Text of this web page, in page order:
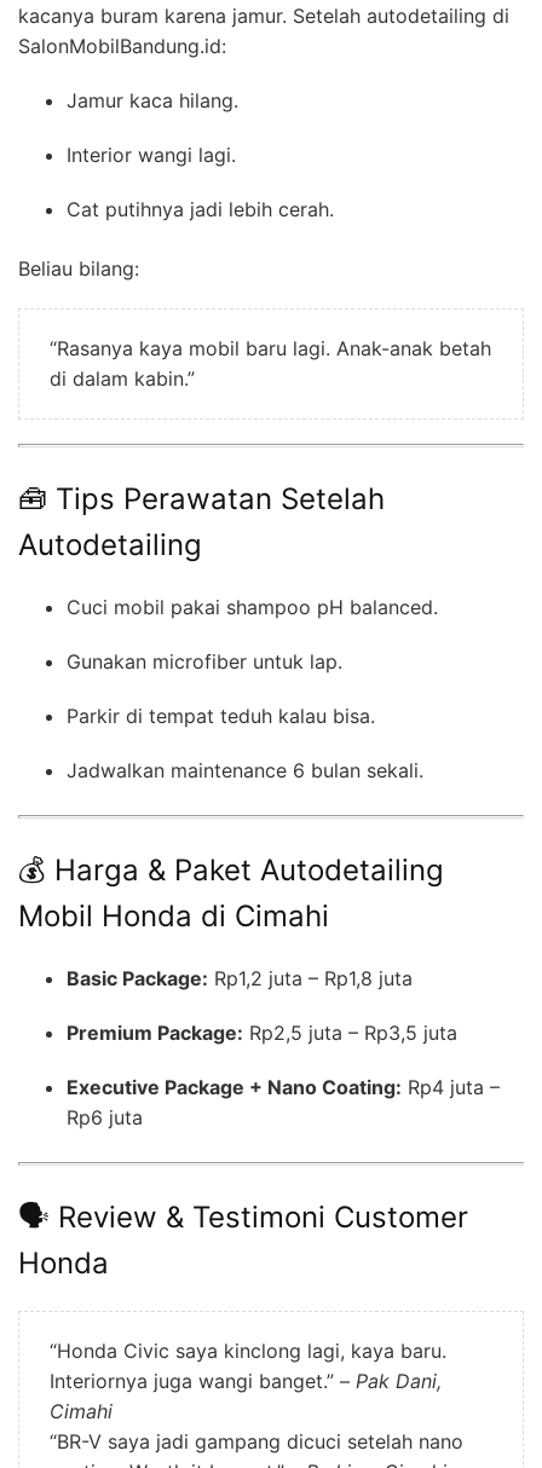
kacanya buram karena jamur. Setelah autodetailing di
SalonMobilBandung.id:
Jamur kaca hilang.
Interior wangi lagi.
Cat putihnya jadi lebih cerah.
Beliau bilang:
“Rasanya kaya mobil baru lagi. Anak-anak betah
di dalam kabin.”
🧰 Tips Perawatan Setelah
Autodetailing
Cuci mobil pakai shampoo pH balanced.
Gunakan microfiber untuk lap.
Parkir di tempat teduh kalau bisa.
Jadwalkan maintenance 6 bulan sekali.
💰 Harga & Paket Autodetailing
Mobil Honda di Cimahi
Basic Package: Rp1,2 juta – Rp1,8 juta
Premium Package: Rp2,5 juta – Rp3,5 juta
Executive Package + Nano Coating: Rp4 juta –
Rp6 juta
🗣 Review & Testimoni Customer
Honda
“Honda Civic saya kinclong lagi, kaya baru.
Interiornya juga wangi banget.” – Pak Dani,
Cimahi
“BR-V saya jadi gampang dicuci setelah nano